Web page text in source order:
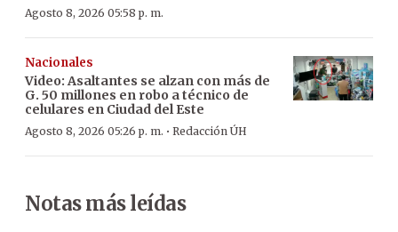
Agosto 8, 2026 05:58 p. m.
Nacionales
Video: Asaltantes se alzan con más de
G. 50 millones en robo a técnico de
celulares en Ciudad del Este
Agosto 8, 2026 05:26 p. m. · Redacción ÚH
Notas más leídas